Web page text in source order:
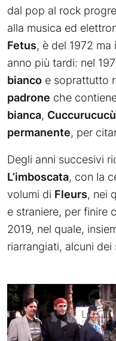
dal pop al rock
alla musica ed
Fetus, è del 1972
anno più tardi: nel
bianco e soprattutto
padrone che
bianca, Cuccurucucù
permanente, per
Degli anni succesivi
L’imboscata, con la
volumi di Fleurs, nei
e straniere, per finire
2019, nel quale,
riarrangiati, alcuni